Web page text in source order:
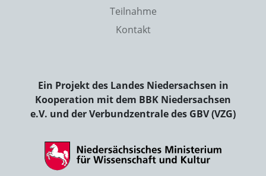
Teilnahme
Kontakt
Ein Projekt des Landes Niedersachsen in
Kooperation mit dem BBK Niedersachsen
e.V. und der Verbundzentrale des GBV (VZG)